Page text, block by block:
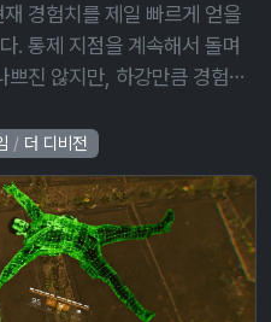
경험치를 제일 빠르게 얻을
. 통제 지점을 계속해서 돌며
진 않지만, 하강만큼 경험치
/ 더 디비전